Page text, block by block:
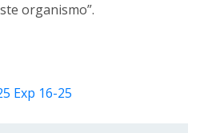
organismo”.
Exp 16-25